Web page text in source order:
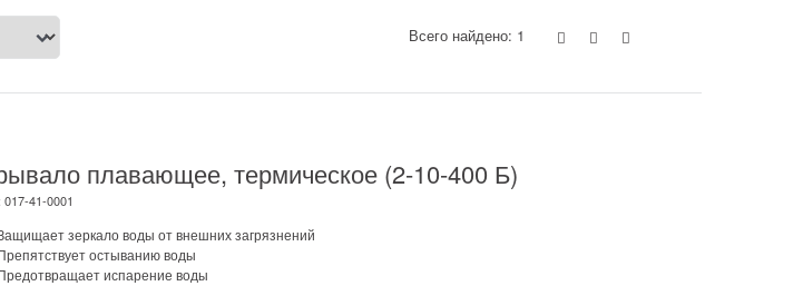
Всего найдено: 1
плавающее, термическое (2-10-400 Б)
017-41-0001
зеркало воды от внешних загрязнений
остыванию воды
испарение воды